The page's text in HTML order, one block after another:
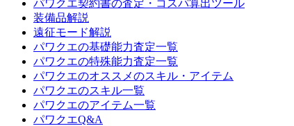
パワクエ契約書の査定・コスパ算出ツール
装備品解説
遠征モード解説
パワクエの基礎能力査定一覧
パワクエの特殊能力査定一覧
パワクエのオススメのスキル・アイテム
パワクエのスキル一覧
パワクエのアイテム一覧
パワクエQ&A